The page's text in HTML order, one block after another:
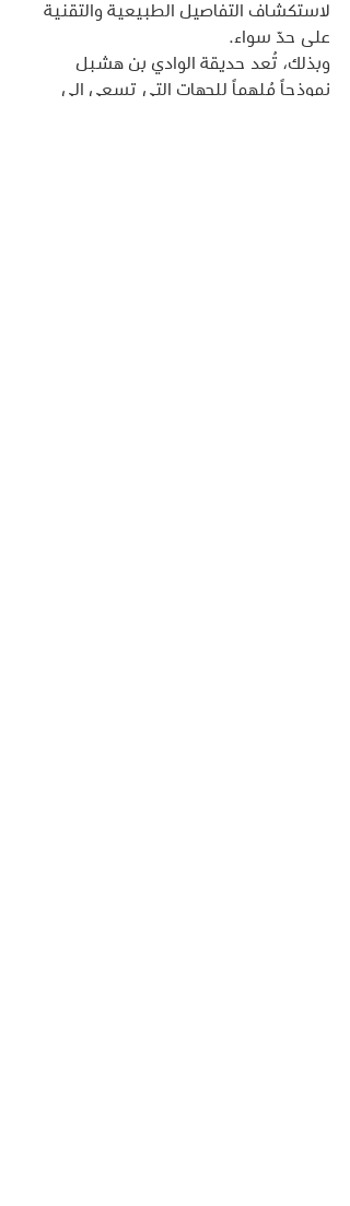
لاستكشاف التفاصيل الطبيعية والتقنية
على حدّ سواء.
وبذلك، تُعد حديقة الوادي بن هشبل
نموذجاً مُلهماً للجهات التي تسعى إلى